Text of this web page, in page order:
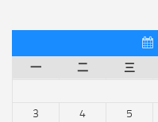
一
二 三
3
4 5